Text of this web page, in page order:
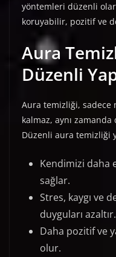
yöntemleri düzenli
koruyabilir, pozitif ve
Aura
Düzenli
Aura temizliği, sadece
kalmaz, aynı
Düzenli aura temizliği
Kendimizi daha
sağlar.
Stres, kaygı ve
duyguları azaltır.
Daha pozitif ve
olur.